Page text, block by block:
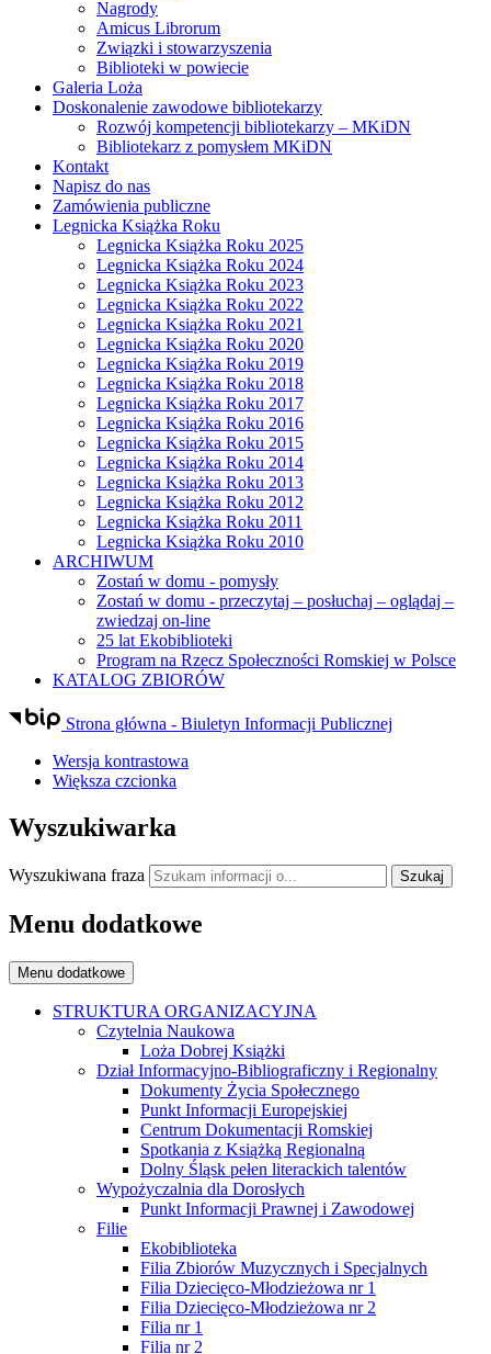
Nagrody
Amicus Librorum
Związki i stowarzyszenia
Biblioteki w powiecie
Galeria Loża
Doskonalenie zawodowe bibliotekarzy
Rozwój kompetencji bibliotekarzy – MKiDN
Bibliotekarz z pomysłem MKiDN
Kontakt
Napisz do nas
Zamówienia publiczne
Legnicka Książka Roku
Legnicka Książka Roku 2025
Legnicka Książka Roku 2024
Legnicka Książka Roku 2023
Legnicka Książka Roku 2022
Legnicka Książka Roku 2021
Legnicka Książka Roku 2020
Legnicka Książka Roku 2019
Legnicka Książka Roku 2018
Legnicka Książka Roku 2017
Legnicka Książka Roku 2016
Legnicka Książka Roku 2015
Legnicka Książka Roku 2014
Legnicka Książka Roku 2013
Legnicka Książka Roku 2012
Legnicka Książka Roku 2011
Legnicka Książka Roku 2010
ARCHIWUM
Zostań w domu - pomysły
Zostań w domu - przeczytaj – posłuchaj – oglądaj –
zwiedzaj on-line
25 lat Ekobiblioteki
Program na Rzecz Społeczności Romskiej w Polsce
KATALOG ZBIORÓW
Strona główna - Biuletyn Informacji Publicznej
Wersja kontrastowa
Większa czcionka
Wyszukiwarka
Wyszukiwana fraza Szukaj
Menu dodatkowe
Menu dodatkowe
STRUKTURA ORGANIZACYJNA
Czytelnia Naukowa
Loża Dobrej Książki
Dział Informacyjno-Bibliograficzny i Regionalny
Dokumenty Życia Społecznego
Punkt Informacji Europejskiej
Centrum Dokumentacji Romskiej
Spotkania z Książką Regionalną
Dolny Śląsk pełen literackich talentów
Wypożyczalnia dla Dorosłych
Punkt Informacji Prawnej i Zawodowej
Filie
Ekobiblioteka
Filia Zbiorów Muzycznych i Specjalnych
Filia Dziecięco-Młodzieżowa nr 1
Filia Dziecięco-Młodzieżowa nr 2
Filia nr 1
Filia nr 2